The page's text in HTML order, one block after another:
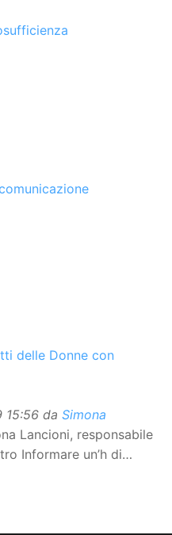
delle Donne con
15:56 da Simona
Lancioni, responsabile
Informare un’h di